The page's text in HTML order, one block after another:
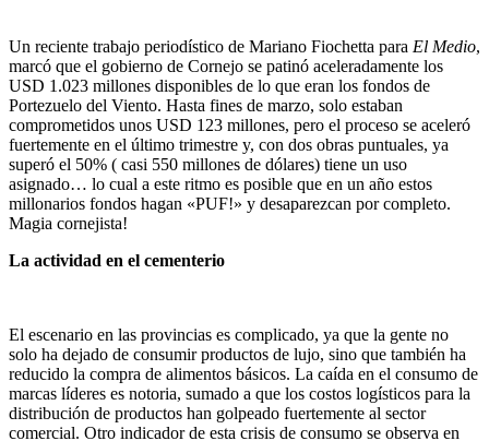
Un reciente trabajo periodístico de Mariano Fiochetta para El Medio,
marcó que el gobierno de Cornejo se patinó aceleradamente los
USD 1.023 millones disponibles de lo que eran los fondos de
Portezuelo del Viento. Hasta fines de marzo, solo estaban
comprometidos unos USD 123 millones, pero el proceso se aceleró
fuertemente en el último trimestre y, con dos obras puntuales, ya
superó el 50% ( casi 550 millones de dólares) tiene un uso
asignado… lo cual a este ritmo es posible que en un año estos
millonarios fondos hagan «PUF!» y desaparezcan por completo.
Magia cornejista!
La actividad en el cementerio
El escenario en las provincias es complicado, ya que la gente no
solo ha dejado de consumir productos de lujo, sino que también ha
reducido la compra de alimentos básicos. La caída en el consumo de
marcas líderes es notoria, sumado a que los costos logísticos para la
distribución de productos han golpeado fuertemente al sector
comercial. Otro indicador de esta crisis de consumo se observa en